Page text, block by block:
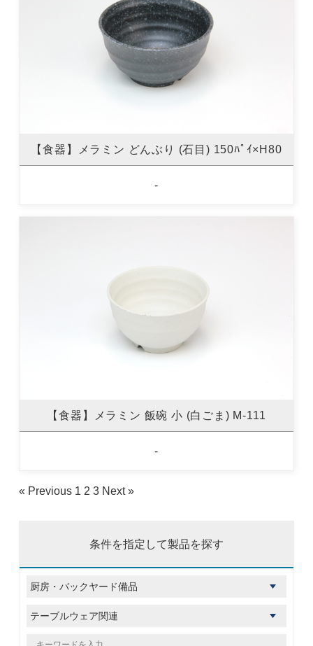
【食器】メラミン どんぶり (石目) 150ﾊﾟｲ×H80
-
【食器】メラミン 飯碗 小 (白ごま) M-111
-
« Previous 1 2 3 Next »
条件を指定して製品を探す